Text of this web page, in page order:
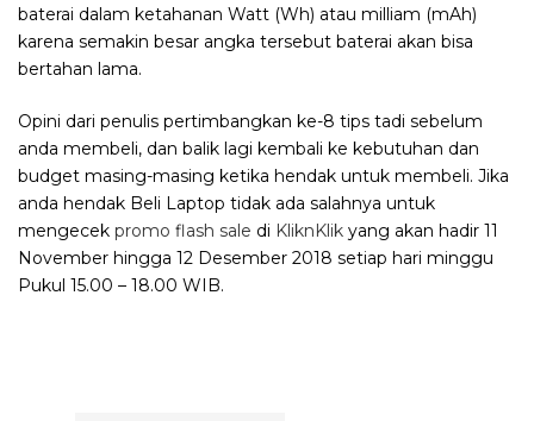
baterai dalam ketahanan Watt (Wh) atau milliam (mAh)
karena semakin besar angka tersebut baterai akan bisa
bertahan lama.
Opini dari penulis pertimbangkan ke-8 tips tadi sebelum
anda membeli, dan balik lagi kembali ke kebutuhan dan
budget masing-masing ketika hendak untuk membeli. Jika
anda hendak Beli Laptop tidak ada salahnya untuk
mengecek promo flash sale di KliknKlik yang akan hadir 11
November hingga 12 Desember 2018 setiap hari minggu
Pukul 15.00 – 18.00 WIB.